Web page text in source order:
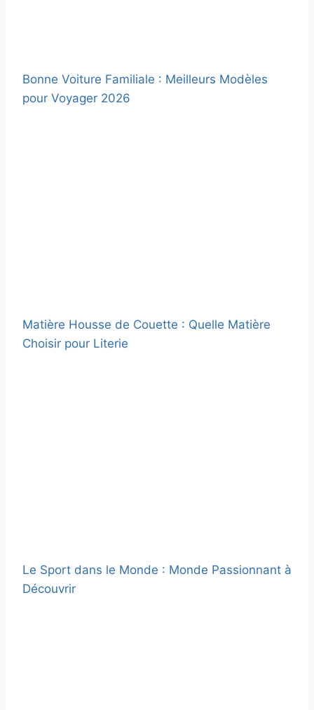
Bonne Voiture Familiale : Meilleurs Modèles
pour Voyager 2026
Matière Housse de Couette : Quelle Matière
Choisir pour Literie
Le Sport dans le Monde : Monde Passionnant à
Découvrir